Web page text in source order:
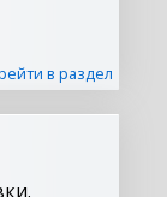
в раздел